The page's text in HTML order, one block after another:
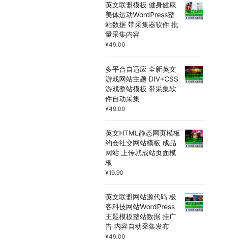
英文联盟模板 健身健康
美体运动WordPress整
站数据 带采集器软件 批
量采集内容
¥49.00
多平台自适应 全新英文
游戏网站主题 DIV+CSS
游戏整站模板 带采集软
件自动采集
¥49.00
英文HTML静态网页模板
约会社交网站模板 成品
网站 上传就成站页面模
板
¥19.90
英文联盟网站源代码 极
客科技网站WordPress
主题模板整站数据 挂广
告 内容自动采集发布
¥49.00